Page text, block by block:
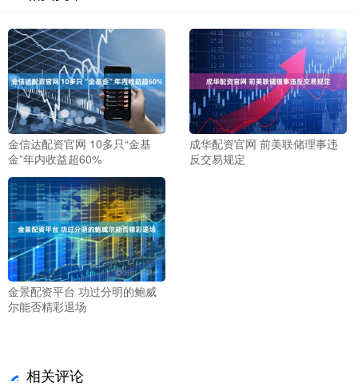
金信达配资官网 10多只“金基
金”年内收益超60%
成华配资官网 前美联储理事违
反交易规定
金景配资平台 功过分明的鲍威
尔能否精彩退场
相关评论